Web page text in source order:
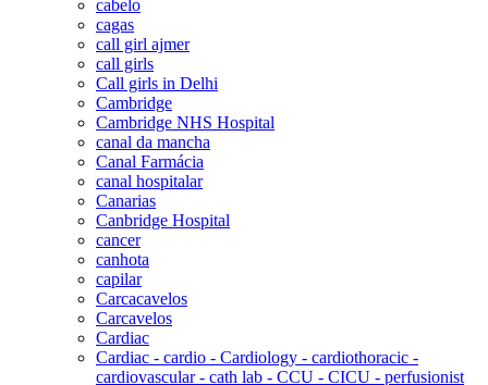
cabelo
cagas
call girl ajmer
call girls
Call girls in Delhi
Cambridge
Cambridge NHS Hospital
canal da mancha
Canal Farmácia
canal hospitalar
Canarias
Canbridge Hospital
cancer
canhota
capilar
Carcacavelos
Carcavelos
Cardiac
Cardiac - cardio - Cardiology - cardiothoracic -
cardiovascular - cath lab - CCU - CICU - perfusionist